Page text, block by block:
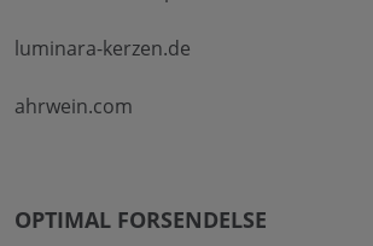
luminara-kerzen.de
ahrwein.com
OPTIMAL FORSENDELSE